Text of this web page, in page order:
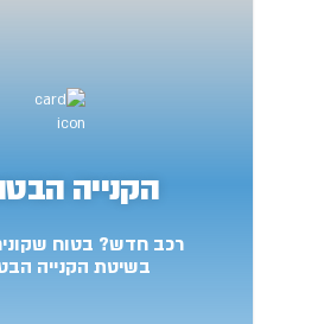
הקנייה
רכב חדש? בטוח
בשיטת הקנייה